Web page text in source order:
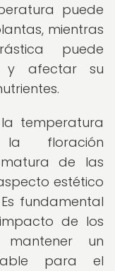
puede
mientras
puede
y afectar su
temperatura
la floración
de las
estético
fundamental
de los
un
para el